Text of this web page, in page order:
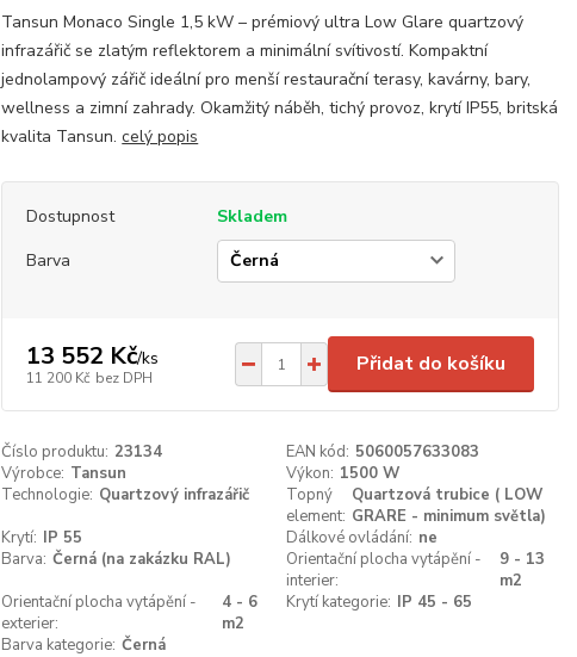
Tansun Monaco Single 1,5 kW – prémiový ultra Low Glare quartzový
infrazářič se zlatým reflektorem a minimální svítivostí. Kompaktní
jednolampový zářič ideální pro menší restaurační terasy, kavárny, bary,
wellness a zimní zahrady. Okamžitý náběh, tichý provoz, krytí IP55, britská
kvalita Tansun.celý popis
Dostupnost
Skladem
Barva
13 552 Kč/ks
11 200 Kč bez DPH
Přidat do košíku
Číslo produktu: 23134 EAN kód: 5060057633083
Výrobce: Tansun Výkon: 1500 W
Technologie: Quartzový infrazářič
Topný
element:
Quartzová trubice ( LOW
GRARE - minimum světla)
Krytí: IP 55 Dálkové ovládání: ne
Barva: Černá (na zakázku RAL)
Orientační plocha vytápění -
interier:
9 - 13
m2
Orientační plocha vytápění -
exterier:
4 - 6
m2
Krytí kategorie: IP 45 - 65
Barva kategorie: Černá